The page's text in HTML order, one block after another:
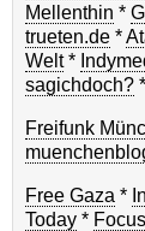
Mellenthin *
trueten.de *
Welt*
sagichdoch? *
Freifunk
Free Gaza *
Today *